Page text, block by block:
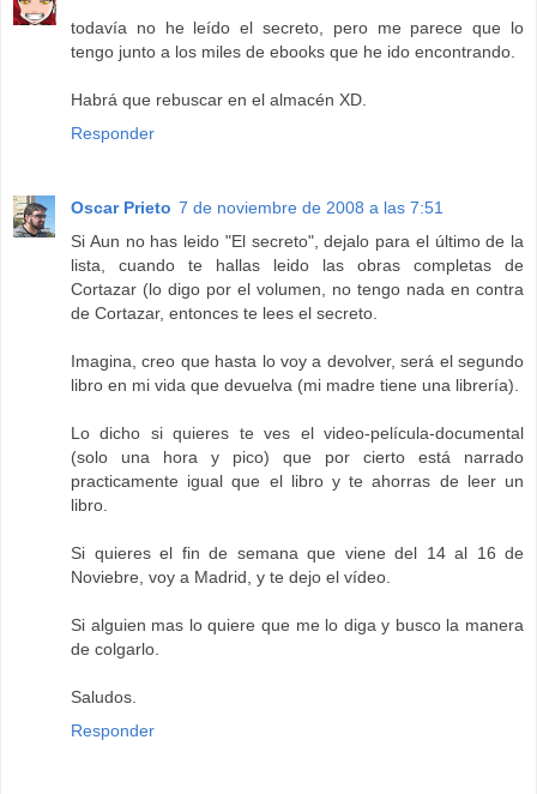
todavía no he leído el secreto, pero me parece que lo
tengo junto a los miles de ebooks que he ido encontrando.
Habrá que rebuscar en el almacén XD.
Responder
Oscar Prieto 7 de noviembre de 2008 a las 7:51
Si Aun no has leido "El secreto", dejalo para el último de la
lista, cuando te hallas leido las obras completas de
Cortazar (lo digo por el volumen, no tengo nada en contra
de Cortazar, entonces te lees el secreto.
Imagina, creo que hasta lo voy a devolver, será el segundo
libro en mi vida que devuelva (mi madre tiene una librería).
Lo dicho si quieres te ves el video-película-documental
(solo una hora y pico) que por cierto está narrado
practicamente igual que el libro y te ahorras de leer un
libro.
Si quieres el fin de semana que viene del 14 al 16 de
Noviebre, voy a Madrid, y te dejo el vídeo.
Si alguien mas lo quiere que me lo diga y busco la manera
de colgarlo.
Saludos.
Responder